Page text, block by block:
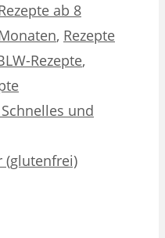
ab 8
, Rezepte
Rezepte,
und
(glutenfrei)